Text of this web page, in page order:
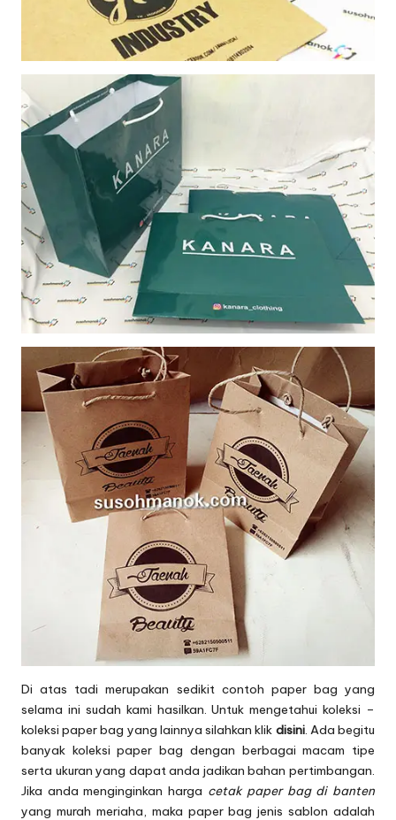
Di atas tadi merupakan sedikit contoh paper bag yang
selama ini sudah kami hasilkan. Untuk mengetahui koleksi –
koleksi paper bag yang lainnya silahkan klik disini. Ada begitu
banyak koleksi paper bag dengan berbagai macam tipe
serta ukuran yang dapat anda jadikan bahan pertimbangan.
Jika anda menginginkan harga cetak paper bag di banten
yang murah meriaha, maka paper bag jenis sablon adalah